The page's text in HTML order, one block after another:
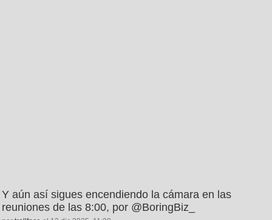
Y aún así sigues encendiendo la cámara en las
reuniones de las 8:00, por @BoringBiz_